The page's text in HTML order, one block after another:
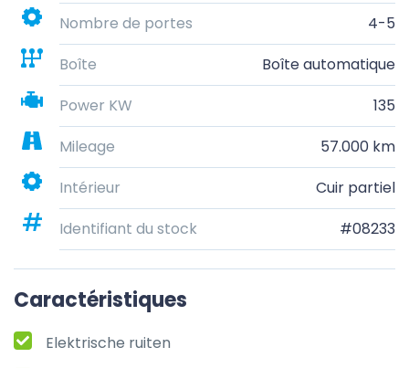
Nombre de portes
4-5
Boîte
Boîte automatique
Power KW
135
Mileage
57.000 km
Intérieur
Cuir partiel
Identifiant du stock
#08233
Caractéristiques
Elektrische ruiten